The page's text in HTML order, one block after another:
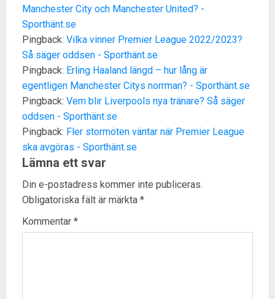
Manchester City och Manchester United? -
Sporthänt.se
Pingback: Vilka vinner Premier League 2022/2023?
Så säger oddsen - Sporthänt.se
Pingback: Erling Haaland längd – hur lång är
egentligen Manchester Citys norrman? - Sporthänt.se
Pingback: Vem blir Liverpools nya tränare? Så säger
oddsen - Sporthänt.se
Pingback: Fler stormöten väntar när Premier League
ska avgöras - Sporthänt.se
Lämna ett svar
Din e-postadress kommer inte publiceras.
Obligatoriska fält är märkta *
Kommentar *